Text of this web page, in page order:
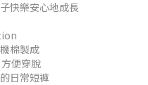
快樂安心地成長
棉製成
便穿脫
日常短褲